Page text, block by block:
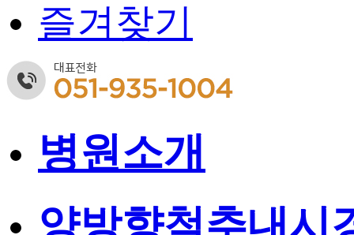
즐겨찾기
병원소개
양방향척추내시